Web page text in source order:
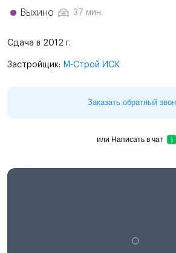
Выхино 37 мин.
Сдача в 2012 г.
Застройщик: М-Строй ИСК
Заказать обратный
или Написать в чат